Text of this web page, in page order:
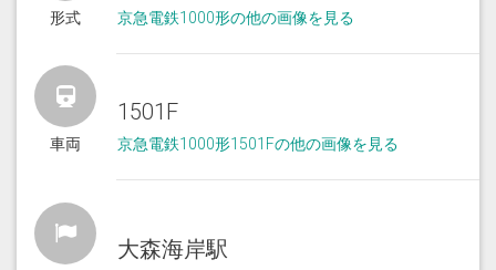
形式 京急電鉄1000形の他の画像を見る
車両
1501F
京急電鉄1000形1501Fの他の画像を見る
大森海岸駅